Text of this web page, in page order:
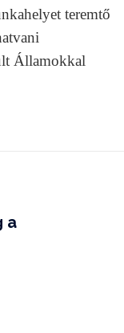
teremtő
Államokkal
a